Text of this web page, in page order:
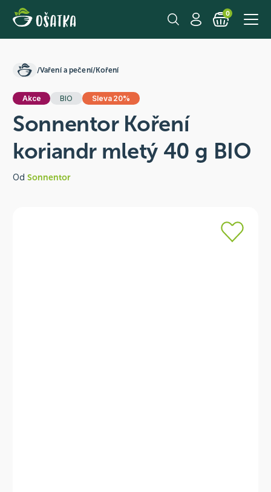
0
/Vaření a pečení/Koření
Akce BIO Sleva 20%
Sonnentor Koření
koriandr mletý 40 g BIO
Od Sonnentor